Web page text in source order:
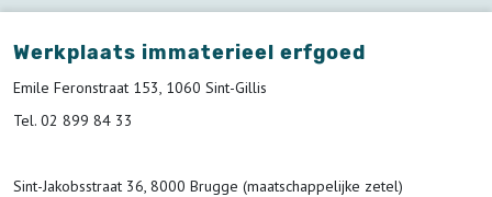
Werkplaats immaterieel erfgoed
Emile Feronstraat 153, 1060 Sint-Gillis
Tel. 02 899 84 33
Sint-Jakobsstraat 36, 8000 Brugge (maatschappelijke zetel)